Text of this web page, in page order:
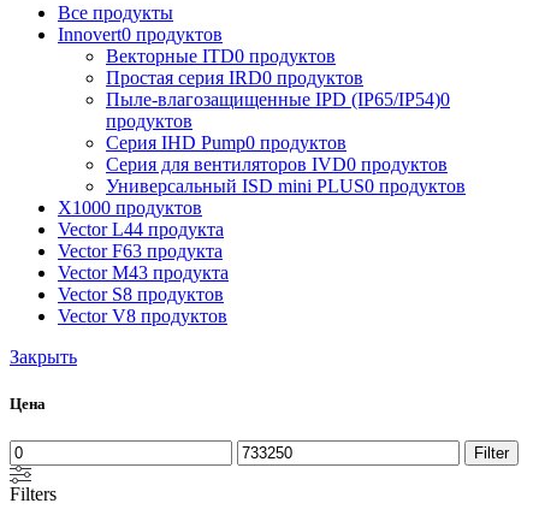
Все продукты
Innovert0 продуктов
Векторные ITD0 продуктов
Простая серия IRD0 продуктов
Пыле-влагозащищенные IPD (IP65/IP54)0
продуктов
Серия IHD Pump0 продуктов
Серия для вентиляторов IVD0 продуктов
Универсальный ISD mini PLUS0 продуктов
X1000 продуктов
Vector L44 продукта
Vector F63 продукта
Vector M43 продукта
Vector S8 продуктов
Vector V8 продуктов
Закрыть
Цена
Filter
Filters